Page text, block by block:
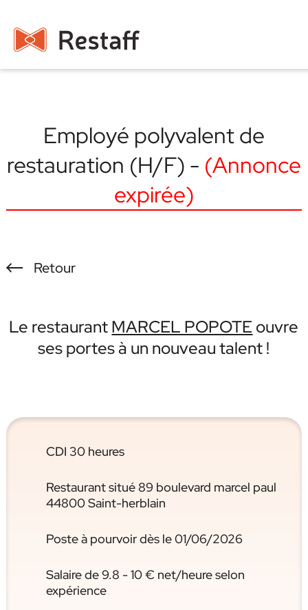
Employé polyvalent de
restauration (H/F) - (Annonce
expirée)
Retour
Le restaurantMARCEL POPOTE ouvre
ses portes à un nouveau talent !
CDI 30 heures
Restaurant situé 89 boulevard marcel paul
44800 Saint-herblain
Poste à pourvoir dès le 01/06/2026
Salaire de 9.8 - 10 € net/heure selon
expérience